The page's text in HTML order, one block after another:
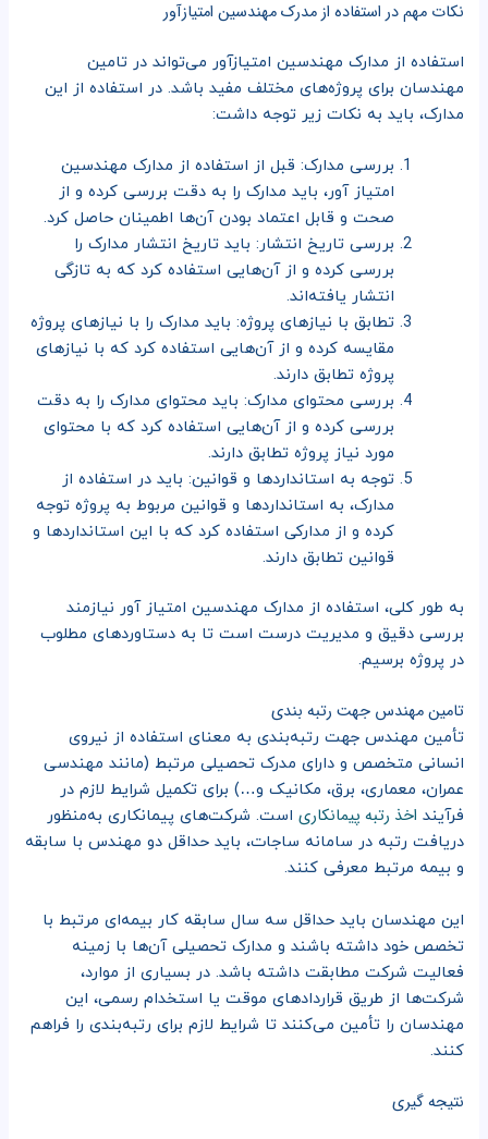
نکات مهم در استفاده از مدرک مهندسین امتیازآور
استفاده از مدارک مهندسین امتیازآور می‌تواند در تامین
مهندسان برای پروژه‌های مختلف مفید باشد. در استفاده از این
مدارک، باید به نکات زیر توجه داشت:
بررسی مدارک: قبل از استفاده از مدارک مهندسین
امتیاز آور، باید مدارک را به دقت بررسی کرده و از
صحت و قابل اعتماد بودن آن‌ها اطمینان حاصل کرد.
بررسی تاریخ انتشار: باید تاریخ انتشار مدارک را
بررسی کرده و از آن‌هایی استفاده کرد که به تازگی
انتشار یافته‌اند.
تطابق با نیازهای پروژه: باید مدارک را با نیازهای پروژه
مقایسه کرده و از آن‌هایی استفاده کرد که با نیازهای
پروژه تطابق دارند.
بررسی محتوای مدارک: باید محتوای مدارک را به دقت
بررسی کرده و از آن‌هایی استفاده کرد که با محتوای
مورد نیاز پروژه تطابق دارند.
توجه به استانداردها و قوانین: باید در استفاده از
مدارک، به استانداردها و قوانین مربوط به پروژه توجه
کرده و از مدارکی استفاده کرد که با این استانداردها و
قوانین تطابق دارند.
به طور کلی، استفاده از مدارک مهندسین امتیاز آور نیازمند
بررسی دقیق و مدیریت درست است تا به دستاوردهای مطلوب
در پروژه برسیم.
تامین مهندس جهت رتبه بندی
تأمین مهندس جهت رتبه‌بندی به معنای استفاده از نیروی
انسانی متخصص و دارای مدرک تحصیلی مرتبط (مانند مهندسی
عمران، معماری، برق، مکانیک و…) برای تکمیل شرایط لازم در
فرآیند اخذ رتبه پیمانکاری است. شرکت‌های پیمانکاری به‌منظور
دریافت رتبه در سامانه ساجات، باید حداقل دو مهندس با سابقه
و بیمه مرتبط معرفی کنند.
این مهندسان باید حداقل سه سال سابقه کار بیمه‌ای مرتبط با
تخصص خود داشته باشند و مدارک تحصیلی آن‌ها با زمینه
فعالیت شرکت مطابقت داشته باشد. در بسیاری از موارد،
شرکت‌ها از طریق قراردادهای موقت یا استخدام رسمی، این
مهندسان را تأمین می‌کنند تا شرایط لازم برای رتبه‌بندی را فراهم
کنند.
نتیجه گیری